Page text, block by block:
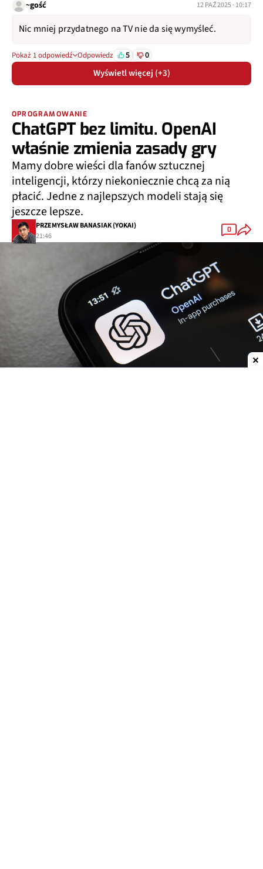
~gość 12 PAŹ 2025 · 10:17
Nic mniej przydatnego na TV nie da się wymyśleć.
Pokaż 1 odpowiedź Odpowiedz 5 0
Wyświetl więcej (+3)
OPROGRAMOWANIE
ChatGPT bez limitu. OpenAI
właśnie zmienia zasady gry
Mamy dobre wieści dla fanów sztucznej
inteligencji, którzy niekoniecznie chcą za nią
płacić. Jedne z najlepszych modeli stają się
jeszcze lepsze.
PRZEMYSŁAW BANASIAK (YOKAI)
21:46
0